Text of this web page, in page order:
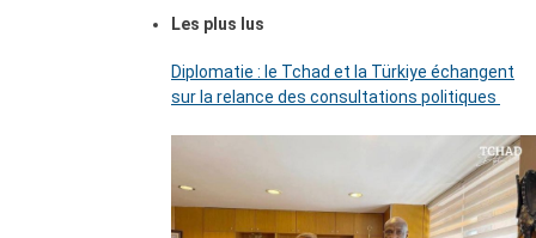
Les plus lus
Diplomatie : le Tchad et la Türkiye échangent
sur la relance des consultations politiques